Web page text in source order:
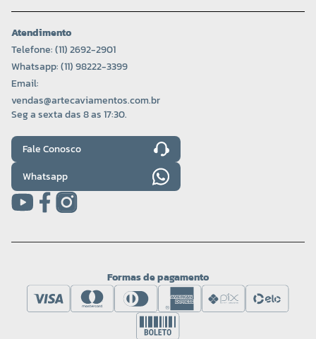
Atendimento
Telefone: (11) 2692-2901
Whatsapp: (11) 98222-3399
Email:
vendas@artecaviamentos.com.br
Seg a sexta das 8 as 17:30.
Fale Conosco
Whatsapp
Formas de pagamento